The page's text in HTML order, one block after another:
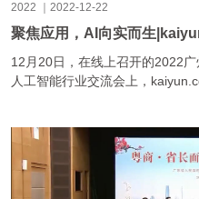
2022 ｜2022-12-22
12月20日，在线上召开的2022
人工智能行业交流会上，